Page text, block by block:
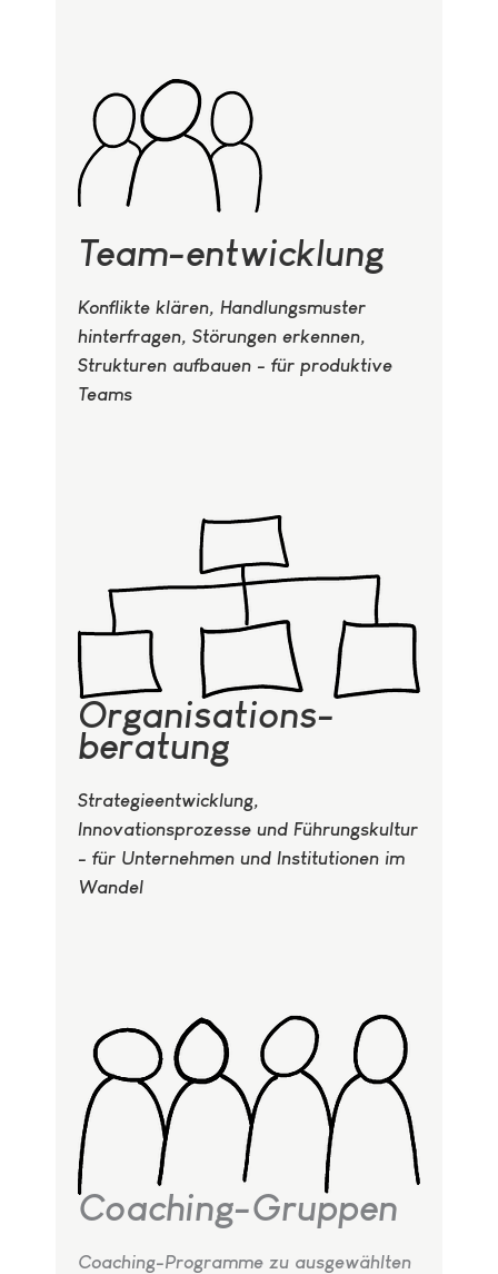
Team-entwicklung
Konflikte klären, Handlungsmuster
hinterfragen, Störungen erkennen,
Strukturen aufbauen - für produktive
Teams
Organisations-
beratung
Strategieentwicklung,
Innovationsprozesse und Führungskultur
- für Unternehmen und Institutionen im
Wandel
Coaching-Gruppen
Coaching-Programme zu ausgewählten